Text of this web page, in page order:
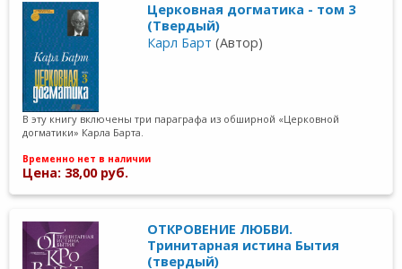
Церковная догматика - том 3
(Твердый)
Карл Барт (Автор)
В эту книгу включены три параграфа из обширной «Церковной
догматики» Карла Барта.
Временно нет в наличии
Цена: 38,00 руб.
ОТКРОВЕНИЕ ЛЮБВИ.
Тринитарная истина Бытия
(твердый)